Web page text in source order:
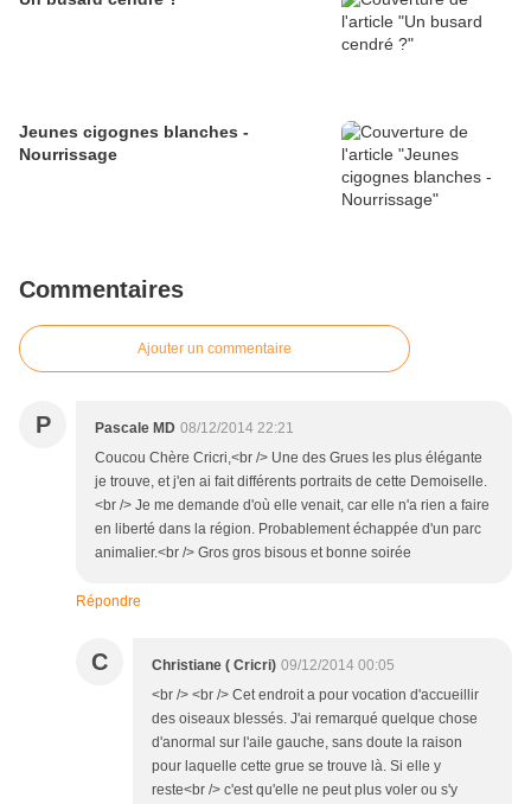
Jeunes cigognes blanches -
Nourrissage
Commentaires
Ajouter un commentaire
P Pascale MD 08/12/2014 22:21
Coucou Chère Cricri,<br /> Une des Grues les plus élégante
je trouve, et j'en ai fait différents portraits de cette Demoiselle.
<br /> Je me demande d'où elle venait, car elle n'a rien a faire
en liberté dans la région. Probablement échappée d'un parc
animalier.<br /> Gros gros bisous et bonne soirée
Répondre
C Christiane ( Cricri) 09/12/2014 00:05
<br /> <br /> Cet endroit a pour vocation d'accueillir
des oiseaux blessés. J'ai remarqué quelque chose
d'anormal sur l'aile gauche, sans doute la raison
pour laquelle cette grue se trouve là. Si elle y
reste<br /> c'est qu'elle ne peut plus voler ou s'y